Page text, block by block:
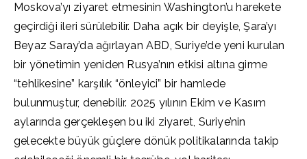
Moskova’yı ziyaret etmesinin Washington’u harekete
geçirdiği ileri sürülebilir. Daha açık bir deyişle, Şara’yı
Beyaz Saray’da ağırlayan ABD, Suriye’de yeni kurulan
bir yönetimin yeniden Rusya’nın etkisi altına girme
“tehlikesine” karşılık “önleyici” bir hamlede
bulunmuştur, denebilir. 2025 yılının Ekim ve Kasım
aylarında gerçekleşen bu iki ziyaret, Suriye’nin
gelecekte büyük güçlere dönük politikalarında takip